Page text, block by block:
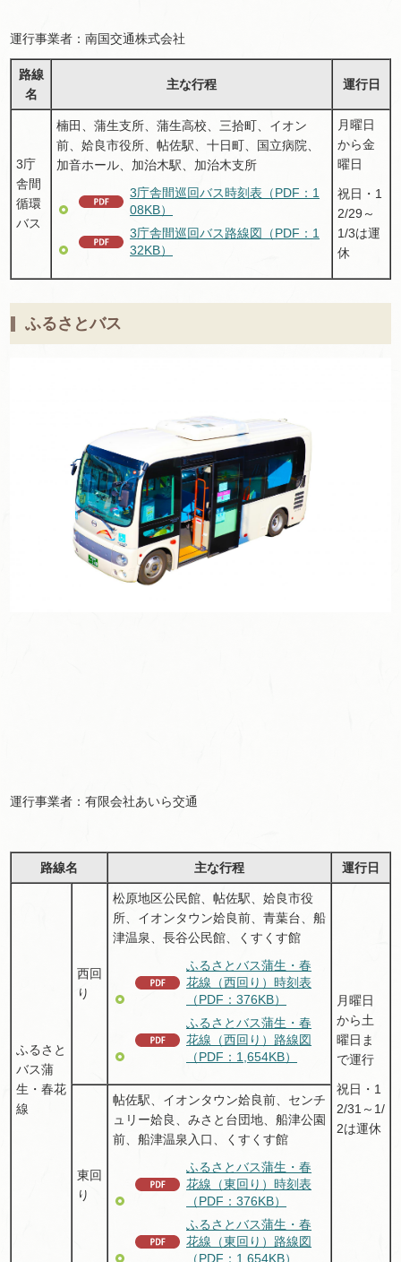
運行事業者：南国交通株式会社
路線
名
主な行程 運行日
3庁
舎間
循環
バス
楠田、蒲生支所、蒲生高校、三拾町、イオン
前、姶良市役所、帖佐駅、十日町、国立病院、
加音ホール、加治木駅、加治木支所
3庁舎間巡回バス時刻表（PDF：1
08KB）
3庁舎間巡回バス路線図（PDF：1
32KB）
月曜日
から金
曜日
祝日・1
2/29～
1/3は運
休
ふるさとバス
運行事業者：有限会社あいら交通
路線名 主な行程 運行日
ふるさと
バス蒲
生・春花
線
西回
り
松原地区公民館、帖佐駅、姶良市役
所、イオンタウン姶良前、青葉台、船
津温泉、長谷公民館、くすくす館
ふるさとバス蒲生・春
花線（西回り）時刻表
（PDF：376KB）
ふるさとバス蒲生・春
花線（西回り）路線図
（PDF：1,654KB）
月曜日
から土
曜日ま
で運行
祝日・1
2/31～1/
2は運休
東回
り
帖佐駅、イオンタウン姶良前、センチ
ュリー姶良、みさと台団地、船津公園
前、船津温泉入口、くすくす館
ふるさとバス蒲生・春
花線（東回り）時刻表
（PDF：376KB）
ふるさとバス蒲生・春
花線（東回り）路線図
（PDF：1,654KB）